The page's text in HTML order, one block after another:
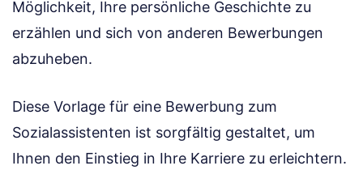
Möglichkeit, Ihre persönliche Geschichte zu
erzählen und sich von anderen Bewerbungen
abzuheben.
Diese Vorlage für eine Bewerbung zum
Sozialassistenten ist sorgfältig gestaltet, um
Ihnen den Einstieg in Ihre Karriere zu erleichtern.